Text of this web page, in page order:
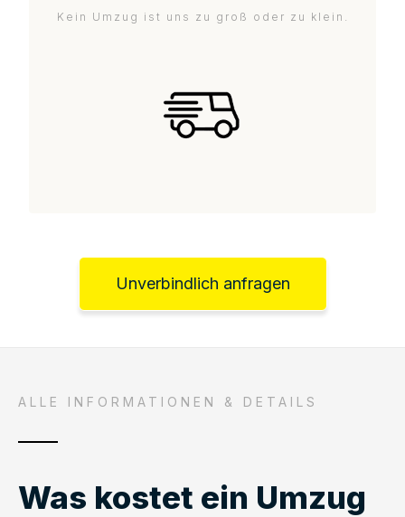
Kein Umzug ist uns zu groß oder zu klein.
Unverbindlich anfragen
ALLE INFORMATIONEN & DETAILS
Was kostet ein Umzug